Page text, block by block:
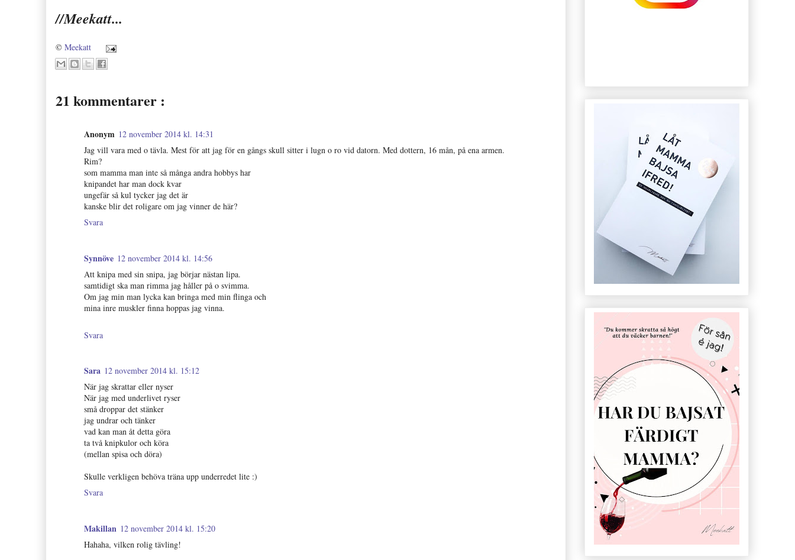
//Meekatt...
© Meekatt
21 kommentarer :
Anonym 12 november 2014 kl. 14:31
Jag vill vara med o tävla. Mest för att jag för en gångs skull sitter i lugn o ro vid datorn. Med dottern, 16 mån, på ena armen.
Rim?
som mamma man inte så många andra hobbys har
knipandet har man dock kvar
ungefär så kul tycker jag det är
kanske blir det roligare om jag vinner de här?
Svara
Synnöve 12 november 2014 kl. 14:56
Att knipa med sin snipa, jag börjar nästan lipa.
samtidigt ska man rimma jag håller på o svimma.
Om jag min man lycka kan bringa med min flinga och
mina inre muskler finna hoppas jag vinna.
Svara
Sara 12 november 2014 kl. 15:12
När jag skrattar eller nyser
När jag med underlivet ryser
små droppar det stänker
jag undrar och tänker
vad kan man åt detta göra
ta två knipkulor och köra
(mellan spisa och döra)
Skulle verkligen behöva träna upp underredet lite :)
Svara
Makillan 12 november 2014 kl. 15:20
Hahaha, vilken rolig tävling!